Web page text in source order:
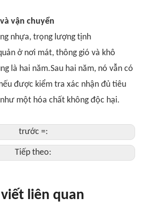
vận chuyển
nhựa, trọng lượng tịnh
ở nơi mát, thông gió và khô
là hai năm.Sau hai năm, nó vẫn có
được kiểm tra xác nhận đủ tiêu
một hóa chất không độc hại.
trước =:
Tiếp theo:
liên quan